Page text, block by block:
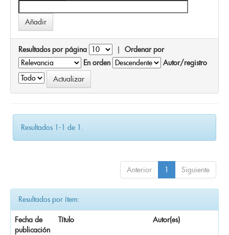
Resultados por página | Ordenar por
En orden
Autor/registro
Resultados 1-1 de 1.
Anterior 1 Siguiente
Resultados por ítem:
Fecha de
publicación
Título Autor(es)